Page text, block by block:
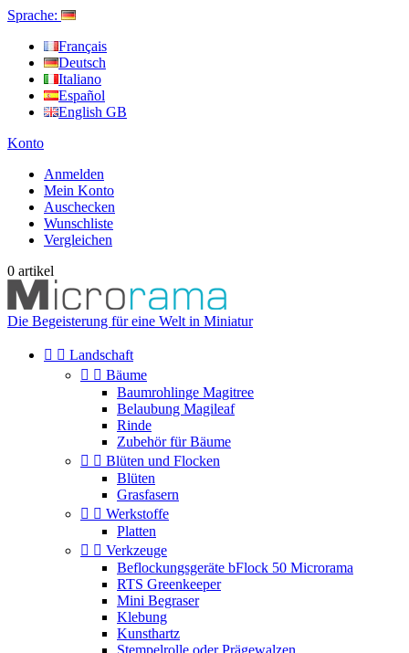
Sprache:
Français
Deutsch
Italiano
Español
English GB
Konto
Anmelden
Mein Konto
Auschecken
Wunschliste
Vergleichen
0 artikel
Die Begeisterung für eine Welt in Miniatur
  Landschaft
  Bäume
Baumrohlinge Magitree
Belaubung Magileaf
Rinde
Zubehör für Bäume
  Blüten und Flocken
Blüten
Grasfasern
  Werkstoffe
Platten
  Verkzeuge
Beflockungsgeräte bFlock 50 Microrama
RTS Greenkeeper
Mini Begraser
Klebung
Kunsthartz
Stempelrolle oder Prägewalzen